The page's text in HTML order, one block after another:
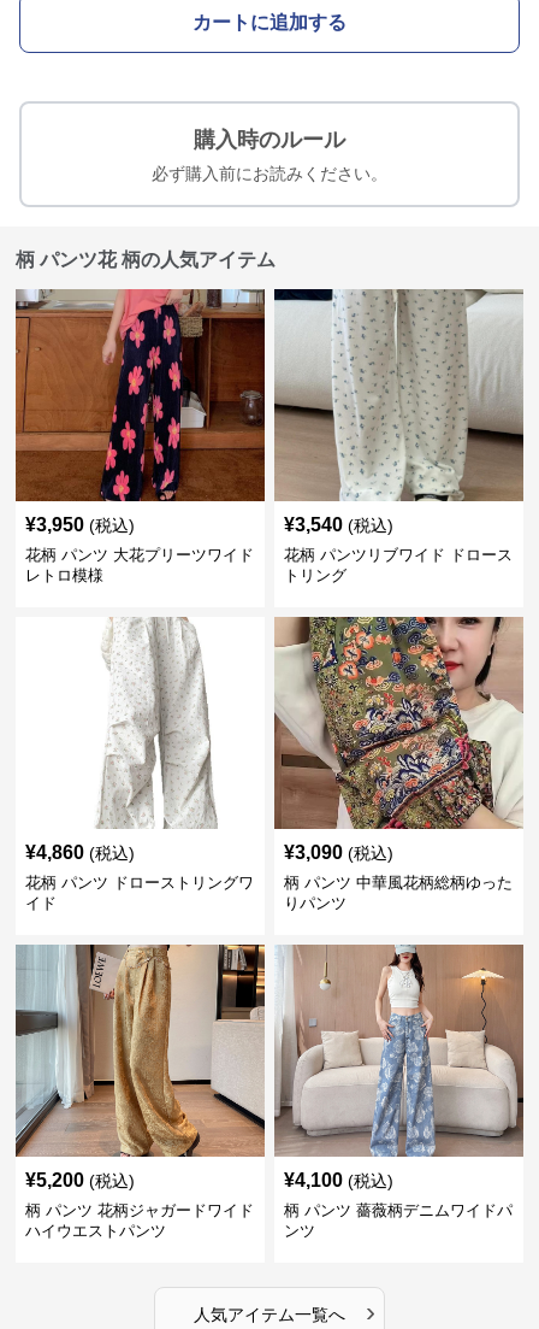
カートに追加する
購入時のルール
必ず購入前にお読みください。
柄 パンツ花 柄の人気アイテム
¥3,950 (税込)
花柄 パンツ 大花プリーツワイド
レトロ模様
¥3,540 (税込)
花柄 パンツリブワイド ドロース
トリング
¥4,860 (税込)
花柄 パンツ ドローストリングワ
イド
¥3,090 (税込)
柄 パンツ 中華風花柄総柄ゆった
りパンツ
¥5,200 (税込)
柄 パンツ 花柄ジャガードワイド
ハイウエストパンツ
¥4,100 (税込)
柄 パンツ 薔薇柄デニムワイドパ
ンツ
人気アイテム一覧へ ›